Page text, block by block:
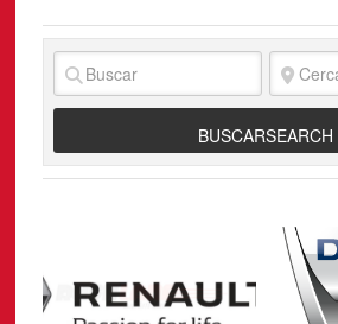
BUSCARSEARCH